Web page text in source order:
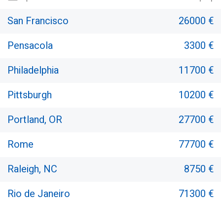
San Francisco
26000 €
Pensacola
3300 €
Philadelphia
11700 €
Pittsburgh
10200 €
Portland, OR
27700 €
Rome
77700 €
Raleigh, NC
8750 €
Rio de Janeiro
71300 €